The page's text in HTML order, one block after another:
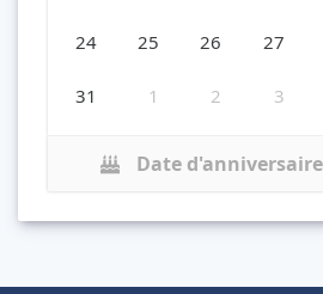
24 25 26 27
31 1 2 3
Date